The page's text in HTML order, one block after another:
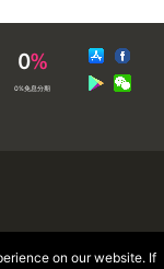
0%免息分期
on our website. If